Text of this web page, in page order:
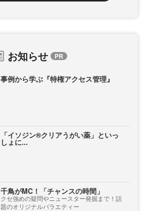
お知らせ
事例から学ぶ『特権アクセス管理』
「イソジン®クリアうがい薬」といっ
しょに...
千鳥がMC！「チャンスの時間」
クセ強めの疑問やニュースター発掘まで！話
題のオリジナルバラエティー